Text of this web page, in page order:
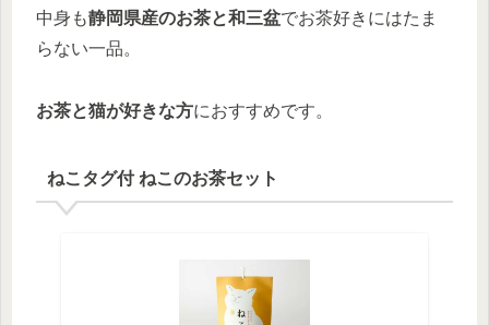
中身も静岡県産のお茶と和三盆でお茶好きにはたま
らない一品。
お茶と猫が好きな方におすすめです。
ねこタグ付 ねこのお茶セット